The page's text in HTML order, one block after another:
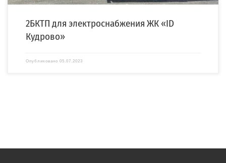
2БКТП для электроснабжения ЖК «ID
Кудрово»
Опубликовано 05.07.2023